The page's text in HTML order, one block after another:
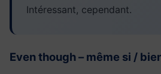
Intéressant, cependant.
Even though – même si /